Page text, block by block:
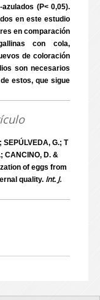
(P< 0,05).
en este estudio
en comparación
con cola,
de coloración
son necesarios
estos, que sigue
SEPÚLVEDA, G.; T
CANCINO, D. &
of eggs from
quality. Int. J.